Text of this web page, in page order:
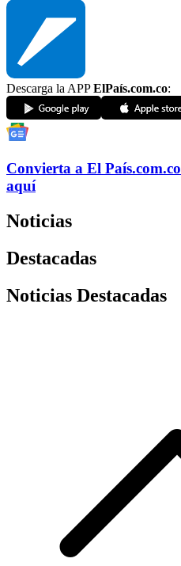
Descarga la APPElPaís.com.co:
Convierta a El País.com.co
aquí
Noticias
Destacadas
Noticias Destacadas